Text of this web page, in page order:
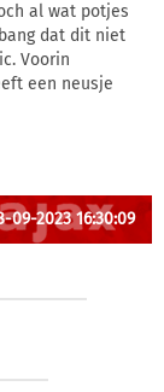
al wat potjes
dat dit niet
Voorin
een neusje
09-2023 16:30:09